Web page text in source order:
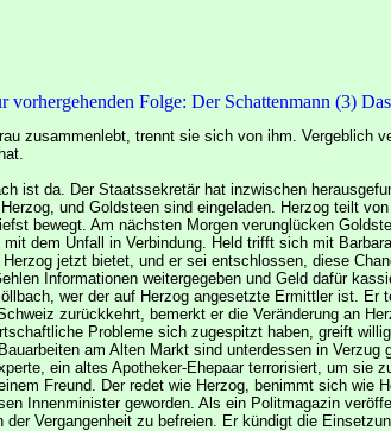
zusammenlebt, trennt sie sich von ihm.
ist da. Der Staatssekretär hat inzwischen
und Goldsteen sind eingeladen. Herzog teilt
bewegt. Am nächsten Morgen verunglücken
dem Unfall in Verbindung. Held trifft sich mit
jetzt bietet, und er sei entschlossen, diese
Informationen weitergegeben und Geld dafür
wer der auf Herzog angesetzte Ermittler ist.
zurückkehrt, bemerkt er die Veränderung an
Probleme sich zugespitzt haben, greift
am Alten Markt sind unterdessen in
ein altes Apotheker-Ehepaar terrorisiert, um sie
Freund. Der redet wie Herzog, benimmt sich
Innenminister geworden. Als ein Politmagazin
Vergangenheit zu befreien. Er kündigt die